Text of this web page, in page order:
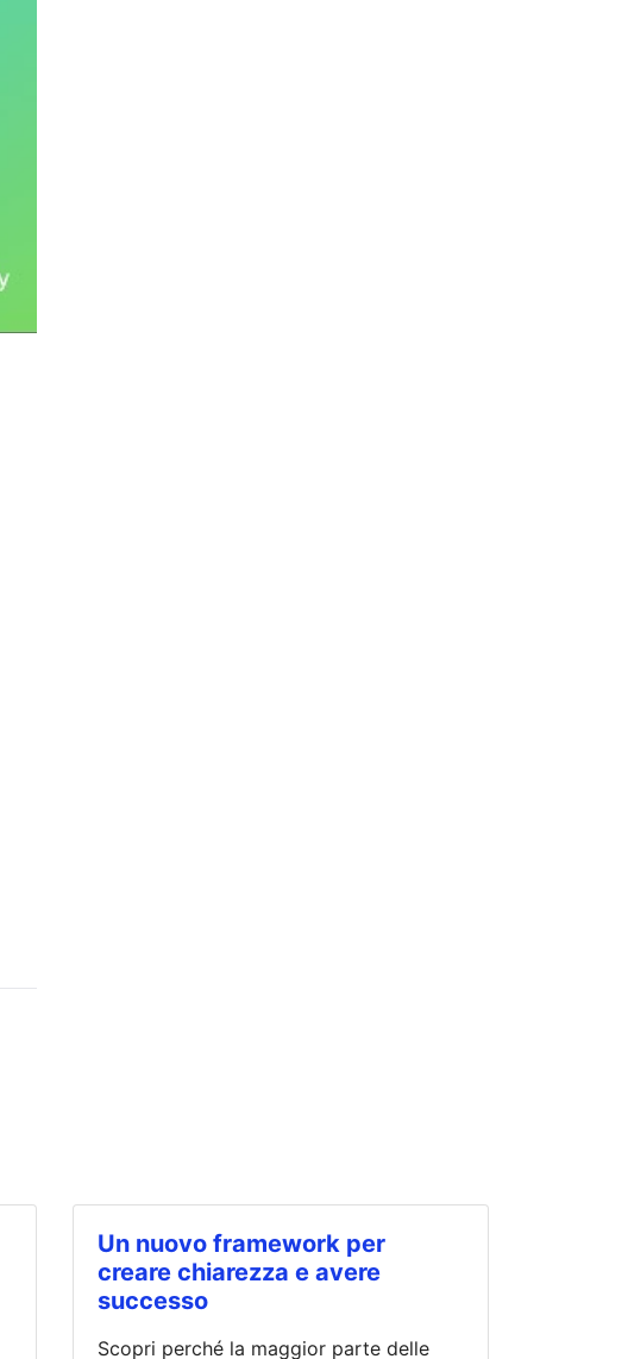
Un nuovo framework per
creare chiarezza e avere
successo
Scopri perché la maggior parte delle